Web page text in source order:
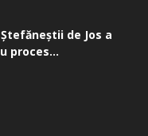
de Jos a
proces...